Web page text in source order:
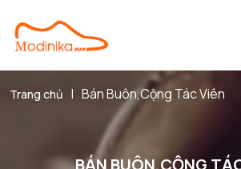
Trang chủ | Bán Buôn,Cộng Tác Viên
BÁN BUÔN,CỘNG